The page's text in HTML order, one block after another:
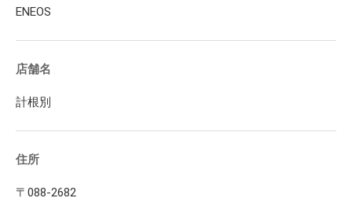
ENEOS
店舗名
計根別
住所
〒088-2682